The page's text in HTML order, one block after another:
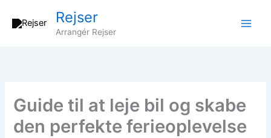
Rejser
Arrangér Rejser
Guide til at leje bil og skabe
den perfekte ferieoplevelse